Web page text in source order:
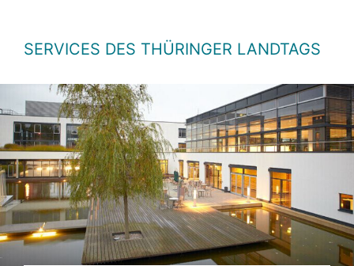
SERVICES DES THÜRINGER LANDTAGS